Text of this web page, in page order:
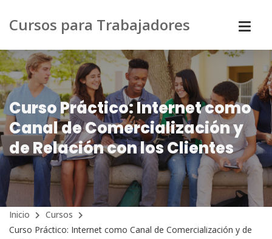
Cursos para Trabajadores
Curso Práctico: Internet como
Canal de Comercialización y
de Relación con los Clientes
Inicio
Cursos
Curso Práctico: Internet como Canal de Comercialización y de